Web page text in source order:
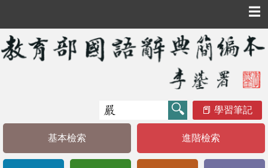
☰
學習筆記
基本檢索 進階檢索